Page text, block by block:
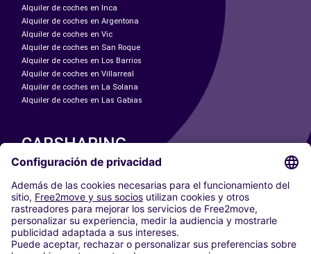
Alquiler de coches en Inca
Alquiler de coches en Argentona
Alquiler de coches en Vic
Alquiler de coches en San Roque
Alquiler de coches en Los Barrios
Alquiler de coches en Villarreal
Alquiler de coches en La Solana
Alquiler de coches en Las Gabias
CARSHARING
NUESTRAS CIUDADES
Paris
Madrid
Washington DC
Milán
Roma
Turín